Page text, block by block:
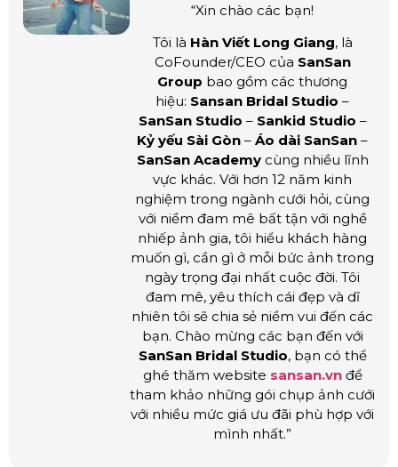
“Xin chào các bạn!
Tôi là Hàn Viết Long Giang, là
CoFounder/CEO của SanSan
Group bao gồm các thương
hiệu: Sansan Bridal Studio –
SanSan Studio – Sankid Studio –
Kỷ yếu Sài Gòn – Áo dài SanSan –
SanSan Academycùng nhiều lĩnh
vực khác. Với hơn 12 năm kinh
nghiệm trong ngành cưới hỏi, cùng
với niềm đam mê bất tận với nghề
nhiếp ảnh gia, tôi hiểu khách hàng
muốn gì, cần gì ở mỗi bức ảnh trong
ngày trọng đại nhất cuộc đời. Tôi
đam mê, yêu thích cái đẹp và dĩ
nhiên tôi sẽ chia sẻ niềm vui đến các
bạn. Chào mừng các bạn đến với
SanSan Bridal Studio, bạn có thể
ghé thăm website sansan.vnđể
tham khảo những gói chụp ảnh cưới
với nhiều mức giá ưu đãi phù hợp với
mình nhất.”